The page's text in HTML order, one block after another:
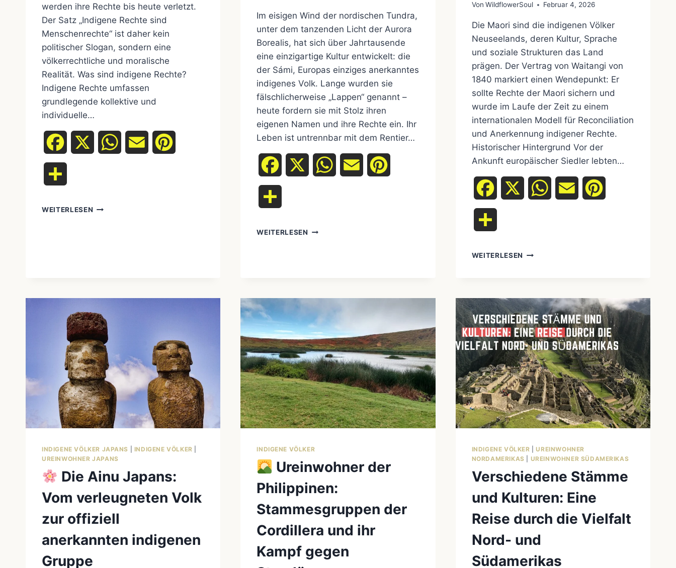
werden ihre Rechte bis heute verletzt.
Der Satz „Indigene Rechte sind
Menschenrechte“ ist daher kein
politischer Slogan, sondern eine
völkerrechtliche und moralische
Realität. Was sind indigene Rechte?
Indigene Rechte umfassen
grundlegende kollektive und
individuelle…
Facebook WhatsAppEmail
WEITERLESEN
Im eisigen Wind der nordischen Tundra,
unter dem tanzenden Licht der Aurora
Borealis, hat sich über Jahrtausende
eine einzigartige Kultur entwickelt: die
der Sámi, Europas einziges anerkanntes
indigenes Volk. Lange wurden sie
fälschlicherweise „Lappen“ genannt –
heute fordern sie mit Stolz ihren
eigenen Namen und ihre Rechte ein. Ihr
Leben ist untrennbar mit dem Rentier…
Facebook WhatsAppEmail
WEITERLESEN
RENTIERZÜCHTER
SKANDINAVIENS
UM
LAND
UND
TRADITION
Von WildflowerSoul Februar 4, 2026
Die Maori sind die indigenen Völker
Neuseelands, deren Kultur, Sprache
und soziale Strukturen das Land
prägen. Der Vertrag von Waitangi von
1840 markiert einen Wendepunkt: Er
sollte Rechte der Maori sichern und
wurde im Laufe der Zeit zu einem
internationalen Modell für Reconciliation
und Anerkennung indigener Rechte.
Historischer Hintergrund Vor der
Ankunft europäischer Siedler lebten…
Facebook WhatsAppEmail
WEITERLESEN
IHR
VERTRAG
VON
WAITANGI
ZUM
MODELL
FÜR
RECONCILIATION
WURDE
INDIGENE VÖLKER JAPANS INDIGENE VÖLKER
UREINWOHNER JAPANS
Die Ainu Japans:
Vom verleugneten Volk
zur offiziell
anerkannten indigenen
Gruppe
INDIGENE VÖLKER
Ureinwohner der
Philippinen:
Stammesgruppen der
Cordillera und ihr
Kampf gegen
INDIGENE VÖLKER |UREINWOHNER
NORDAMERIKAS
UREINWOHNER SÜDAMERIKAS
Verschiedene Stämme
und Kulturen: Eine
Reise durch die Vielfalt
Nord- und
Südamerikas